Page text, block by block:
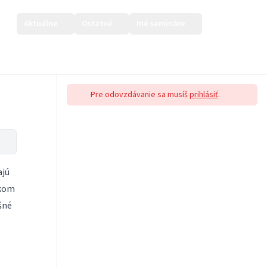
Pre odovzdávanie sa musíšprihlásiť.